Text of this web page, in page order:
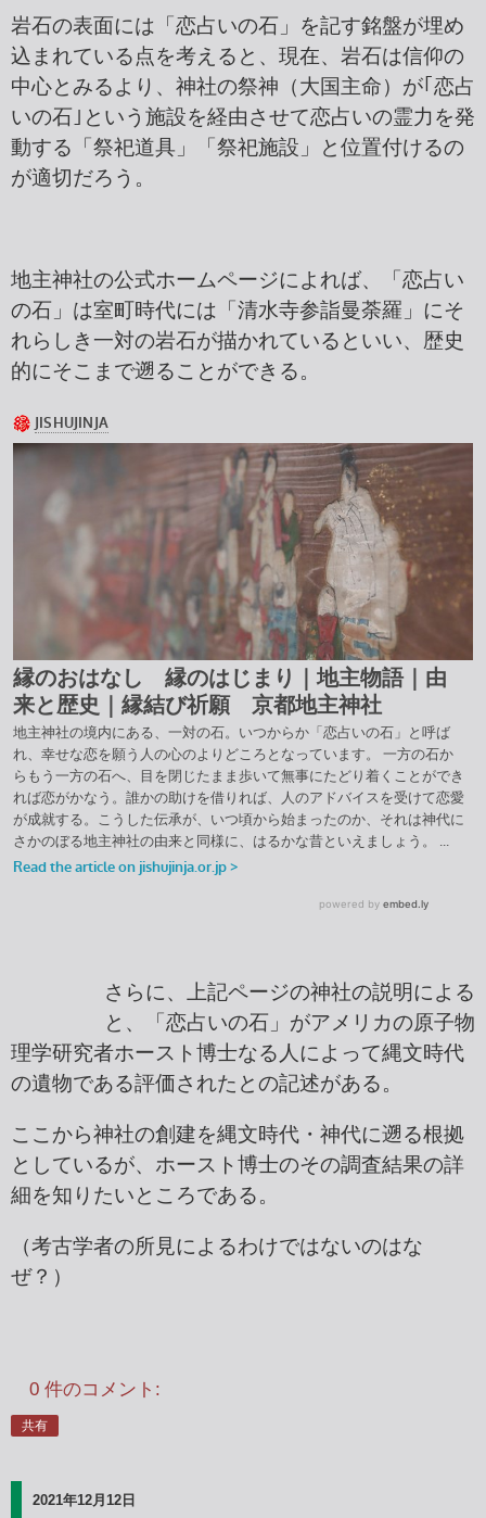
岩石の表面には「恋占いの石」を記す銘盤が埋め
込まれている点を考えると、現在、岩石は信仰の
中心とみるより、神社の祭神（大国主命）が｢恋占
いの石｣という施設を経由させて恋占いの霊力を発
動する「祭祀道具」「祭祀施設」と位置付けるの
が適切だろう。
地主神社の公式ホームページによれば、「恋占い
の石」は室町時代には「清水寺参詣曼荼羅」にそ
れらしき一対の岩石が描かれているといい、歴史
的にそこまで遡ることができる。
さらに、上記ページの神社の説明による
と、「恋占いの石」がアメリカの原子物
理学研究者ホースト博士なる人によって縄文時代
の遺物である評価されたとの記述がある。
ここから神社の創建を縄文時代・神代に遡る根拠
としているが、ホースト博士のその調査結果の詳
細を知りたいところである。
（考古学者の所見によるわけではないのはな
ぜ？）
0 件のコメント:
共有
2021年12月12日